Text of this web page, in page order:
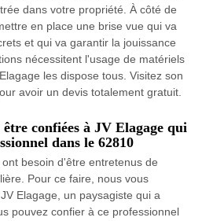
dans votre propriété. À côté de
en place une brise vue qui va
et qui va garantir la jouissance
nécessitent l'usage de matériels
les dispose tous. Visitez son
avoir un devis totalement gratuit.
confiées à JV Elagage qui
dans le 62810
besoin d'être entretenus de
Pour ce faire, nous vous
Elagage, un paysagiste qui a
pouvez confier à ce professionnel